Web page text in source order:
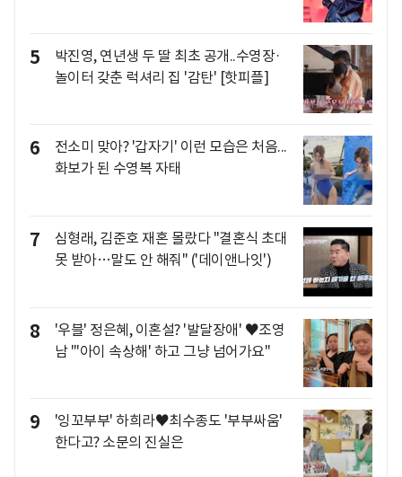
5
박진영, 연년생 두 딸 최초 공개..수영장·
놀이터 갖춘 럭셔리 집 '감탄' [핫피플]
6
전소미 맞아? '갑자기' 이런 모습은 처음...
화보가 된 수영복 자태
7
심형래, 김준호 재혼 몰랐다 "결혼식 초대
못 받아…말도 안 해줘" ('데이앤나잇')
8
'우블' 정은혜, 이혼설? '발달장애' ♥조영
남 "'아이 속상해' 하고 그냥 넘어가요"
9
'잉꼬부부' 하희라♥최수종도 '부부싸움'
한다고? 소문의 진실은